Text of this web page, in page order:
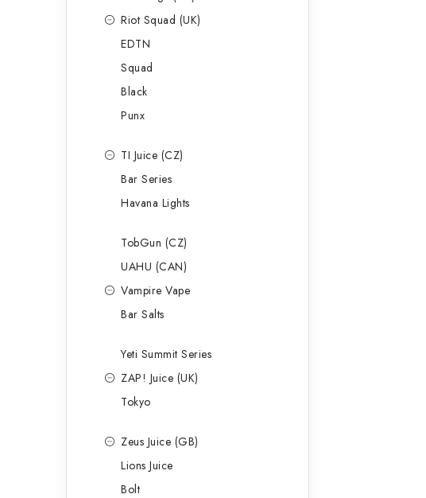
Riot Squad (UK)
EDTN
Squad
Black
Punx
TI Juice (CZ)
Bar Series
Havana Lights
TobGun (CZ)
UAHU (CAN)
Vampire Vape
Bar Salts
Yeti Summit Series
ZAP! Juice (UK)
Tokyo
Zeus Juice (GB)
Lions Juice
Bolt